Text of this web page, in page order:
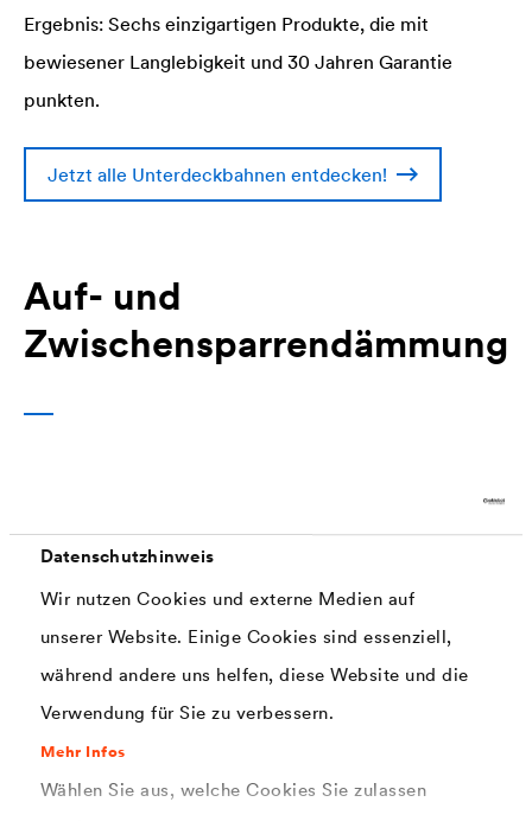
Datenschutzhinweis
Wir nutzen Cookies und externe Medien auf
unserer Website. Einige Cookies sind essenziell,
während andere uns helfen, diese Website und die
Verwendung für Sie zu verbessern.
Mehr Infos
Wählen Sie aus, welche Cookies Sie zulassen
Ergebnis: Sechs einzigartigen Produkte, die mit
bewiesener Langlebigkeit und 30 Jahren Garantie
punkten.
Jetzt alle Unterdeckbahnen entdecken!
Auf- und
Zwischensparrendämmung
Kombination verbessert die Wärmedämmwerte der
Zwischensparrendämmung und ermöglicht zudem
schlanke Dachkonstruktionen.